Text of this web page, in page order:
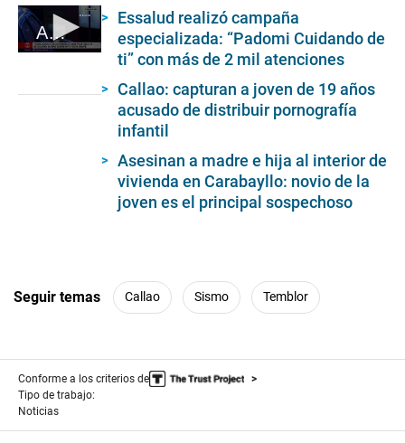
Asesinan a trabajadora de licorería
Essalud realizó campaña
especializada: “Padomi Cuidando de
ti” con más de 2 mil atenciones
Callao: capturan a joven de 19 años
acusado de distribuir pornografía
infantil
Asesinan a madre e hija al interior de
vivienda en Carabayllo: novio de la
joven es el principal sospechoso
Seguir temas Callao Sismo Temblor
Conforme a los criterios de
Tipo de trabajo:
Noticias